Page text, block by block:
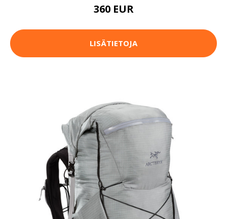
360 EUR
LISÄTIETOJA